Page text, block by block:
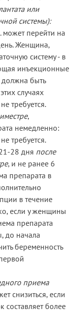
или
системы):
перейти на
Женщина,
систему - в
инъекционные
быть
случаях
требуется.
,
немедленно:
требуется.
28 дня после
, и не ранее 6
препарата в
в течение
если у женщины
препарата
до начала
беременность
приема
снизиться, если
составляет более